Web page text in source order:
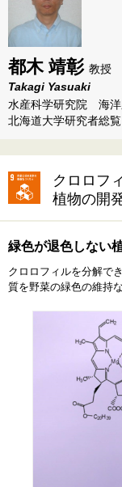
都木 靖彰 教授
Takagi Yasuaki
水産科学研究院 海
北海道⼤学研究者総覧
クロロフ
植物の開
緑色が退色しない
クロロフィルを分解で
質を野菜の緑色の維持